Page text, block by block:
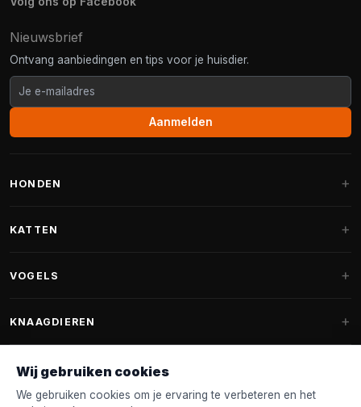
Nieuwsbrief
Ontvang aanbiedingen en tips voor je huisdier.
Aanmelden
HONDEN
Fantail hondenmanden
Hondenspeelgoed
Halsband & Lijn
KATTEN
Krabpalen voor Maine Coon
VOGELS
Vogelvoer binnenvogels
Voederhuisjes
Nestkastjes & Nesting
KNAAGDIEREN
Knaagdierenvoer
Wij gebruiken cookies
We gebruiken cookies om je ervaring te verbeteren en het